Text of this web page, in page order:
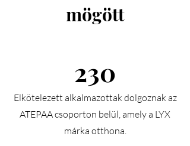
mögött
230
Elkötelezett alkalmazottak dolgoznak az
ATEPAA csoporton belül, amely a LYX
márka otthona.